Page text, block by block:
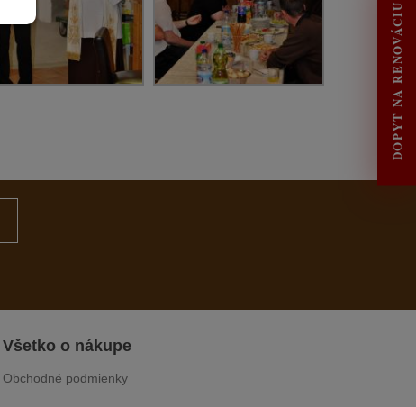
DOPYT NA RENOVÁCIU
Všetko o nákupe
Obchodné podmienky